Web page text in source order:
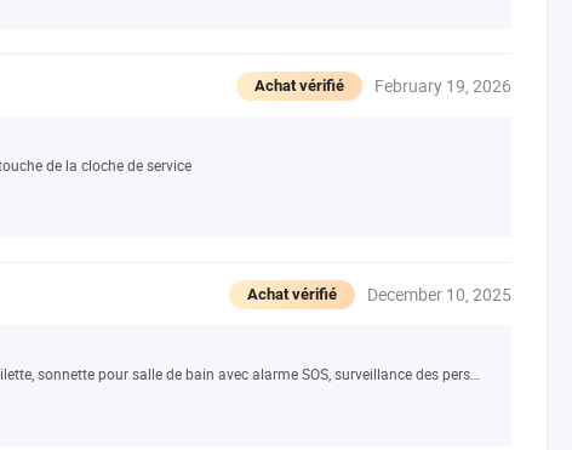
Achat vérifié February 19, 2026
de la cloche de service
Achat vérifié December 10, 2025